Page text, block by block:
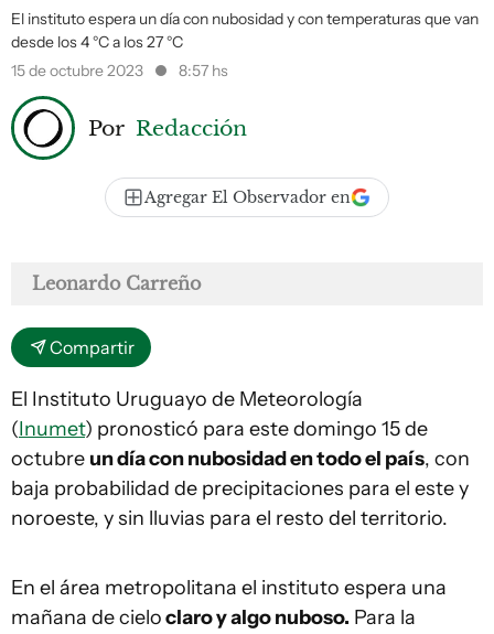
El instituto espera un día con nubosidad y con temperaturas que van
desde los 4 °C a los 27 °C
15 de octubre 2023
8:57 hs
Por Redacción
Agregar El Observador en
Leonardo Carreño
Compartir
El Instituto Uruguayo de Meteorología
(Inumet) pronosticó para este domingo 15 de
octubre un día con nubosidad en todo el país, con
baja probabilidad de precipitaciones para el este y
noroeste, y sin lluvias para el resto del territorio.
En el área metropolitana el instituto espera una
mañana de cieloclaro y algo nuboso. Para la